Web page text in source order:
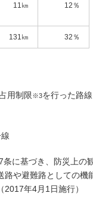
11㎞ 12％
131㎞ 32％
用制限※3を行った路
に基づき、防災上の
や避難路としての機
年4月1日施行）